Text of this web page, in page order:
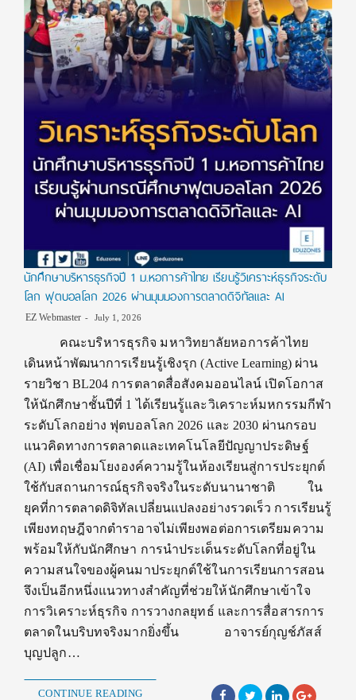
นักศึกษาบริหารธุรกิจปี 1 ม.หอการค้าไทย เรียนรู้วิเคราะห์ธุรกิจระดับ
โลก ฟุตบอลโลก 2026 ผ่านมุมมองการตลาดดิจิทัลและ AI
EZ Webmaster July 1, 2026
คณะบริหารธุรกิจ มหาวิทยาลัยหอการค้าไทย
เดินหน้าพัฒนาการเรียนรู้เชิงรุก (Active Learning) ผ่าน
รายวิชา BL204 การตลาดสื่อสังคมออนไลน์ เปิดโอกาส
ให้นักศึกษาชั้นปีที่ 1 ได้เรียนรู้และวิเคราะห์มหกรรมกีฬา
ระดับโลกอย่าง ฟุตบอลโลก 2026 และ 2030 ผ่านกรอบ
แนวคิดทางการตลาดและเทคโนโลยีปัญญาประดิษฐ์
(AI) เพื่อเชื่อมโยงองค์ความรู้ในห้องเรียนสู่การประยุกต์
ใช้กับสถานการณ์ธุรกิจจริงในระดับนานาชาติ ใน
ยุคที่การตลาดดิจิทัลเปลี่ยนแปลงอย่างรวดเร็ว การเรียนรู้
เพียงทฤษฎีจากตำราอาจไม่เพียงพอต่อการเตรียมความ
พร้อมให้กับนักศึกษา การนำประเด็นระดับโลกที่อยู่ใน
ความสนใจของผู้คนมาประยุกต์ใช้ในการเรียนการสอน
จึงเป็นอีกหนึ่งแนวทางสำคัญที่ช่วยให้นักศึกษาเข้าใจ
การวิเคราะห์ธุรกิจ การวางกลยุทธ์ และการสื่อสารการ
ตลาดในบริบทจริงมากยิ่งขึ้น อาจารย์กุญช์ภัสส์
บุญปลูก…
CONTINUE READING